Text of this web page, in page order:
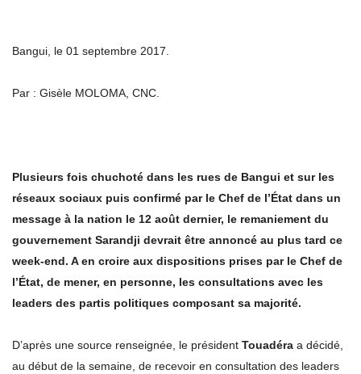
Bangui, le 01 septembre 2017.
Par : Gisèle MOLOMA, CNC.
Plusieurs fois chuchoté dans les rues de Bangui et sur les
réseaux sociaux puis confirmé par le Chef de l’État dans un
message à la nation le 12 août dernier, le remaniement du
gouvernement Sarandji devrait être annoncé au plus tard ce
week-end. A en croire aux dispositions prises par le Chef de
l’État, de mener, en personne, les consultations avec les
leaders des partis politiques composant sa majorité.
D’après une source renseignée, le président Touadéra a décidé,
au début de la semaine, de recevoir en consultation des leaders